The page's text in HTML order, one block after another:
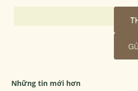
Những tin mới hơn